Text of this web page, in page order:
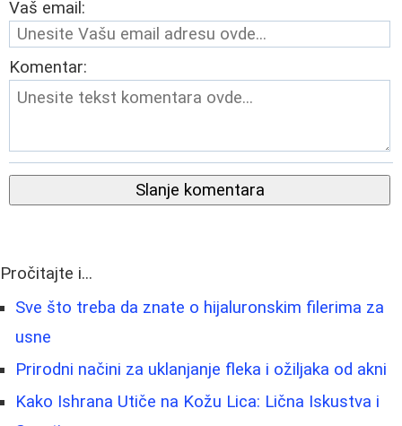
Vaš email:
Komentar:
Slanje komentara
Pročitajte i...
Sve što treba da znate o hijaluronskim filerima za
usne
Prirodni načini za uklanjanje fleka i ožiljaka od akni
Kako Ishrana Utiče na Kožu Lica: Lična Iskustva i